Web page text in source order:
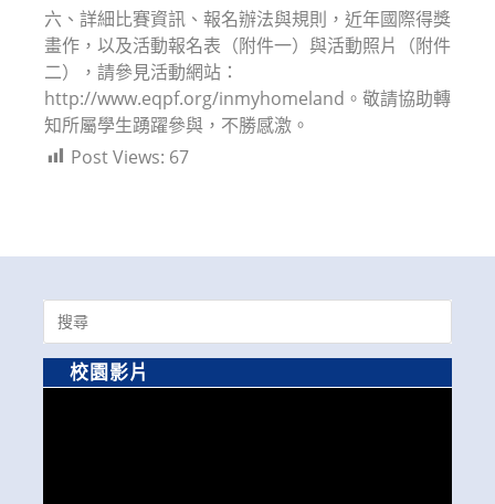
六、詳細比賽資訊、報名辦法與規則，近年國際得獎
畫作，以及活動報名表（附件一）與活動照片（附件
二），請參見活動網站：
http://www.eqpf.org/inmyhomeland。敬請協助轉
知所屬學生踴躍參與，不勝感激。
Post Views: 67
Search
for:
校園影片